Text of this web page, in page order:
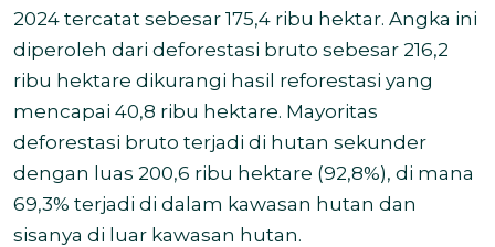
2024 tercatat sebesar 175,4 ribu hektar. Angka ini
diperoleh dari deforestasi bruto sebesar 216,2
ribu hektare dikurangi hasil reforestasi yang
mencapai 40,8 ribu hektare. Mayoritas
deforestasi bruto terjadi di hutan sekunder
dengan luas 200,6 ribu hektare (92,8%), di mana
69,3% terjadi di dalam kawasan hutan dan
sisanya di luar kawasan hutan.